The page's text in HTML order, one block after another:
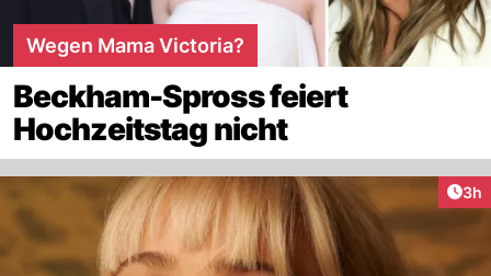
Wegen Mama Victoria?
Beckham-Spross feiert
Hochzeitstag nicht
3h